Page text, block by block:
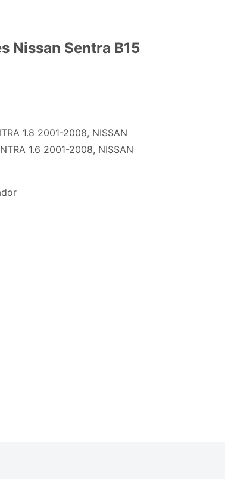
Nissan Sentra B15
1.8 2001-2008, NISSAN
1.6 2001-2008, NISSAN